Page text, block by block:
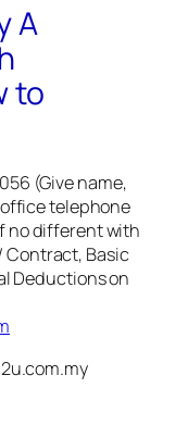
A
to
(Give name,
telephone
no different with
Basic
Deductions on